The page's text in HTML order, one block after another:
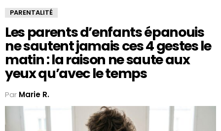
PARENTALITÉ
Les parents d’enfants épanouis
ne sautent jamais ces 4 gestes le
matin : la raison ne saute aux
yeux qu’avec le temps
Par Marie R.